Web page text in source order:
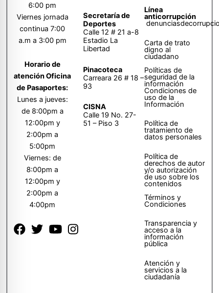
6:00 pm
Viernes jornada
continua 7:00
a.m a 3:00 pm
Horario de
atención Oficina
de Pasaportes:
Lunes a jueves:
de 8:00pm a
12:00pm y
2:00pm a
5:00pm
Viernes: de
8:00pm a
12:00pm y
2:00pm a
4:00pm
Secretaría de
Deportes
Calle 12 # 21 a-8
Estadio La
Libertad
Pinacoteca
Carreara 26 # 18 –
93
CISNA
Calle 19 No. 27-
51 – Piso 3
Línea
anticorrupción
Carta de trato
digno al
ciudadano
Políticas de
seguridad de la
información
Condiciones de
uso de la
Información
Política de
tratamiento de
datos personales
Política de
derechos de autor
y/o autorización
de uso sobre los
contenidos
Términos y
Condiciones
Transparencia y
acceso a la
información
pública
Atención y
servicios a la
ciudadanía